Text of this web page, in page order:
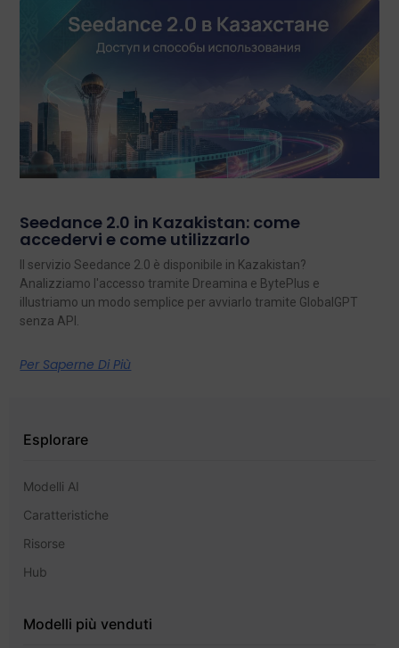
Seedance 2.0 in Kazakistan: come
accedervi e come utilizzarlo
Il servizio Seedance 2.0 è disponibile in Kazakistan?
Analizziamo l'accesso tramite Dreamina e BytePlus e
illustriamo un modo semplice per avviarlo tramite GlobalGPT
senza API.
Per Saperne Di Più
Esplorare
Modelli AI
Caratteristiche
Risorse
Hub
Modelli più venduti